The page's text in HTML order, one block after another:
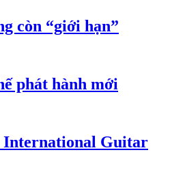
còn “giới hạn”
phát hành mới
International Guitar